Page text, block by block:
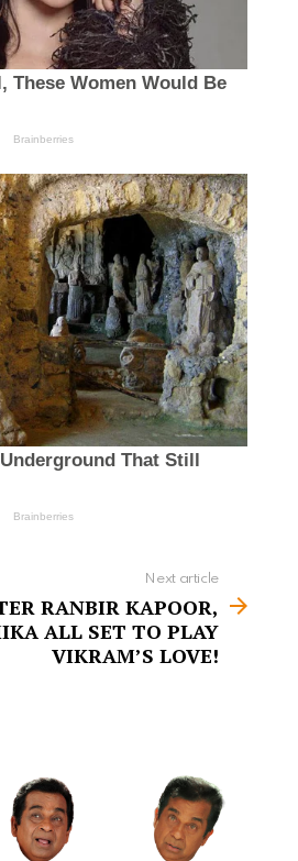
Next article
RANBIR KAPOOR,
ALL SET TO PLAY
VIKRAM’S LOVE!